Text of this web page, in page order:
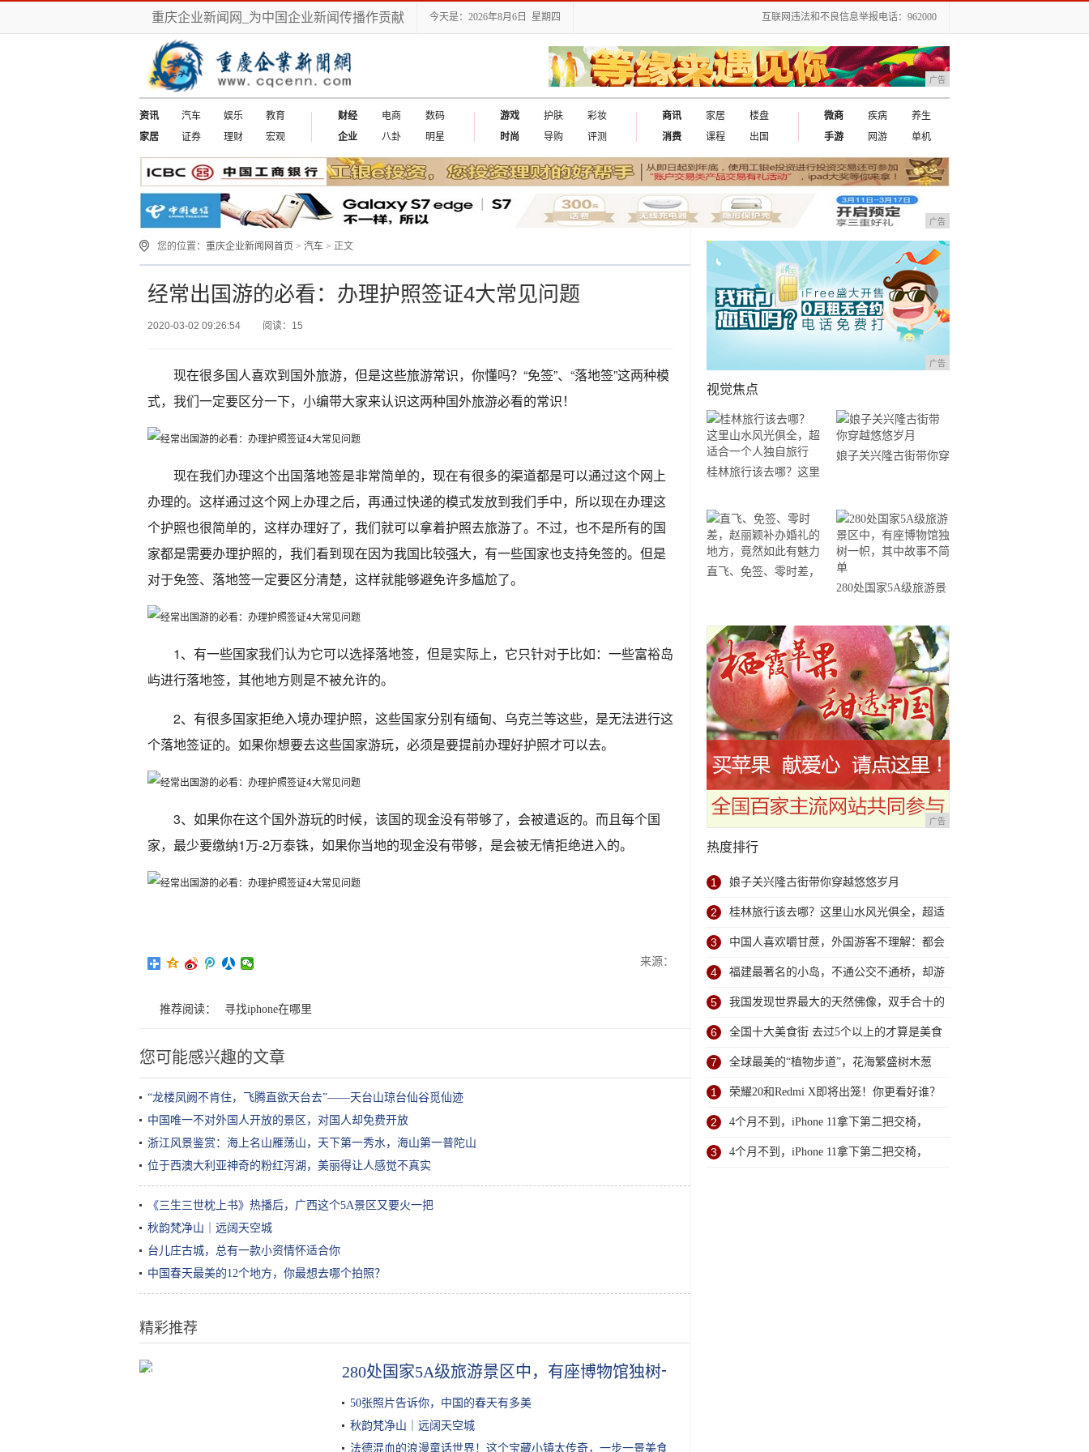
重庆企业新闻网_为中国企业新闻传播作贡献 今天是：2026年8月6日 星期四 互联网违法和不良信息举报电话：962000
广告
资讯 汽车 娱乐
教育
家居
证券 理财 宏观
财经 电商
数码
企业
八卦 明星
游戏 护肤
彩妆
时尚
导购 评测
商讯 家居
楼盘
消费
课程 出国
微商 疾病
养生
手游
网游 单机
广告
您的位置： 重庆企业新闻网首页 > 汽车 > 正文
经常出国游的必看：办理护照签证4大常见问题
2020-03-02 09:26:54 阅读：15
现在很多国人喜欢到国外旅游，但是这些旅游常识，你懂吗？“免签”、“落地签”这两种模
式，我们一定要区分一下，小编带大家来认识这两种国外旅游必看的常识！
现在我们办理这个出国落地签是非常简单的，现在有很多的渠道都是可以通过这个网上
办理的。这样通过这个网上办理之后，再通过快递的模式发放到我们手中，所以现在办理这
个护照也很简单的，这样办理好了，我们就可以拿着护照去旅游了。不过，也不是所有的国
家都是需要办理护照的，我们看到现在因为我国比较强大，有一些国家也支持免签的。但是
对于免签、落地签一定要区分清楚，这样就能够避免许多尴尬了。
1、有一些国家我们认为它可以选择落地签，但是实际上，它只针对于比如：一些富裕岛
屿进行落地签，其他地方则是不被允许的。
2、有很多国家拒绝入境办理护照，这些国家分别有缅甸、乌克兰等这些，是无法进行这
个落地签证的。如果你想要去这些国家游玩，必须是要提前办理好护照才可以去。
3、如果你在这个国外游玩的时候，该国的现金没有带够了，会被遣返的。而且每个国
家，最少要缴纳1万-2万泰铢，如果你当地的现金没有带够，是会被无情拒绝进入的。
来源：
推荐阅读： 寻找iphone在哪里
您可能感兴趣的文章
“龙楼凤阙不肯住，飞腾直欲天台去”——天台山琼台仙谷觅仙迹
中国唯一不对外国人开放的景区，对国人却免费开放
浙江风景鉴赏：海上名山雁荡山，天下第一秀水，海山第一普陀山
位于西澳大利亚神奇的粉红泻湖，美丽得让人感觉不真实
《三生三世枕上书》热播后，广西这个5A景区又要火一把
秋韵梵净山｜远阔天空城
台儿庄古城，总有一款小资情怀适合你
中国春天最美的12个地方，你最想去哪个拍照？
精彩推荐
位于西澳大利亚神奇的粉红泻湖，
280处国家5A级旅游景区中，有座博物馆独树一帜，其中故事不简单
50张照片告诉你，中国的春天有多美
秋韵梵净山｜远阔天空城
法德混血的浪漫童话世界！这个宝藏小镇太传奇，一步一景美食多
广告
视觉焦点
桂林旅行该去哪？这里
一个人独自旅行
娘子关兴隆古街带你穿
直飞、免签、零时差，
280处国家5A级旅游景
一帜，其中故事不简单
广告
热度排行
1 娘子关兴隆古街带你穿越悠悠岁月
2 桂林旅行该去哪？这里山水风光俱全，超适
合一个人独自旅行
3 中国人喜欢嚼甘蔗，外国游客不理解：都会
功夫吗？树也能啃
4 福建最著名的小岛，不通公交不通桥，却游
客如云
5 我国发现世界最大的天然佛像，双手合十的
姿态太逼真了
6 全国十大美食街 去过5个以上的才算是美食
家，你去过几个？
7 全球最美的“植物步道”，花海繁盛树木葱
郁，惊艳每一位游客
1 荣耀20和Redmi X即将出笼！你更看好谁？
2 4个月不到，iPhone 11拿下第二把交椅，
2019年畅销手机放榜
3 4个月不到，iPhone 11拿下第二把交椅，